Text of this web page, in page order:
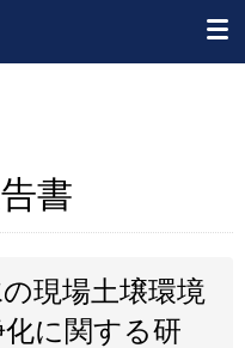
書
現場土壌環境
に関する研